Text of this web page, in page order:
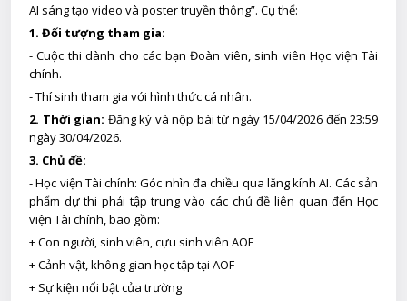
AI sáng tạo video và poster truyền thông”. Cụ thể:
1. Đối tượng tham gia:
- Cuộc thi dành cho các bạn Đoàn viên, sinh viên Học viện Tài
chính.
- Thí sinh tham gia với hình thức cá nhân.
2. Thời gian: Đăng ký và nộp bài từ ngày 15/04/2026 đến 23:59
ngày 30/04/2026.
3. Chủ đề:
- Học viện Tài chính: Góc nhìn đa chiều qua lăng kính AI. Các sản
phẩm dự thi phải tập trung vào các chủ đề liên quan đến Học
viện Tài chính, bao gồm:
+ Con người, sinh viên, cựu sinh viên AOF
+ Cảnh vật, không gian học tập tại AOF
+ Sự kiện nổi bật của trường